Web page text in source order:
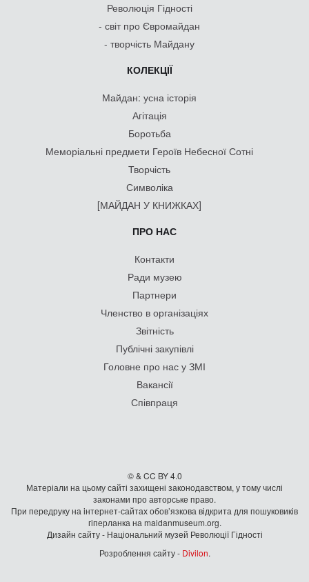
Революція Гідності
- світ про Євромайдан
- творчість Майдану
КОЛЕКЦІЇ
Майдан: усна історія
Агітація
Боротьба
Меморіальні предмети Героїв Небесної Сотні
Творчість
Символіка
[МАЙДАН У КНИЖКАХ]
ПРО НАС
Контакти
Ради музею
Партнери
Членство в організаціях
Звітність
Публічні закупівлі
Головне про нас у ЗМІ
Вакансії
Співпраця
© & CC BY 4.0
Матеріали на цьому сайті захищені законодавством, у тому числі
законами про авторське право.
При передруку на iнтернет-сайтах обов’язкова відкрита для пошуковиків
гiперланка на maidanmuseum.org.
Дизайн сайту - Національний музей Революції Гідності
Розроблення сайту - Divilon.